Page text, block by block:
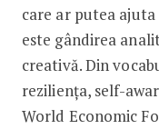
care ar putea
este gândirea
creativă. Din
reziliența, self-
World Economic